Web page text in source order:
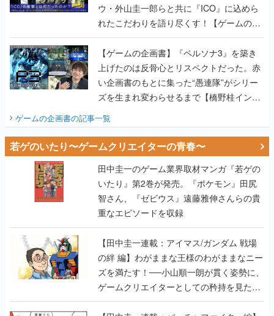
ウ・外山圭一郎らと共に『ICO』に込めら
れたこだわりを語り尽くす！【ゲームの企
画書】
【ゲームの企画書】『ペルソナ3』を築き
上げたのは反骨心とリスペクトだった。赤
い企画書のもとに集った“愚連隊”がシリー
ズを生まれ変わらせるまで【橋野桂インタ
ビュー】
ゲームの企画書の記事一覧
若ゲのいたり〜ゲームクリエイターの青春〜
田中圭一のゲーム業界取材マンガ『若ゲの
いたり』第2巻が発売。『ポケモン』田尻
智さん、『ゼビウス』遠藤雅伸さんらの貴
重なエピソードを収録
【田中圭一連載：アイマス/ガンダム 戦場
の絆 編】わがままな王様のわがままなニー
ズを満たす！──小山順一朗が貫く姿勢に、
ゲームクリエイターとしての矜持を見た
【若ゲのいたり最終回】